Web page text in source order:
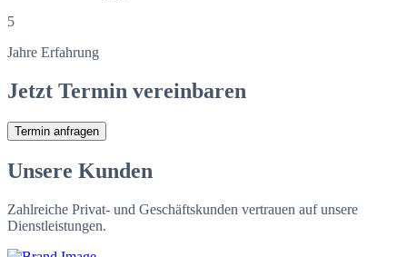
5
Jahre Erfahrung
Jetzt Termin vereinbaren
Termin anfragen
Unsere Kunden
Zahlreiche Privat- und Geschäftskunden vertrauen auf unsere
Dienstleistungen.